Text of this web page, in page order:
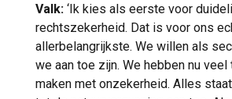
Valk: ‘Ik kies als eerste voor
rechtszekerheid. Dat is voor ons
allerbelangrijkste. We willen als
we aan toe zijn. We hebben nu
maken met onzekerheid. Alles